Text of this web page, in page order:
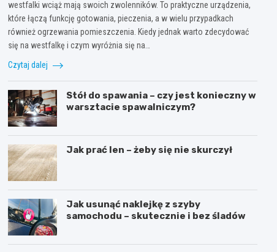
westfalki wciąż mają swoich zwolenników. To praktyczne urządzenia,
które łączą funkcję gotowania, pieczenia, a w wielu przypadkach
również ogrzewania pomieszczenia. Kiedy jednak warto zdecydować
się na westfalkę i czym wyróżnia się na…
Czytaj dalej
Stół do spawania – czy jest konieczny w
warsztacie spawalniczym?
Jak prać len – żeby się nie skurczył
Jak usunąć naklejkę z szyby
samochodu – skutecznie i bez śladów